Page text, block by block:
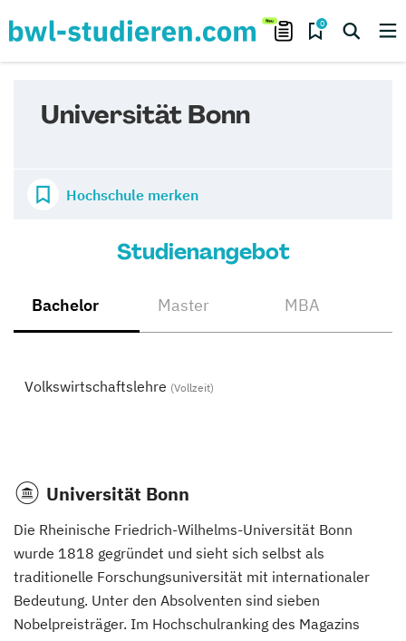
0
Universität Bonn
Hochschule merken
Studienangebot
Bachelor Master MBA
Volkswirtschaftslehre (Vollzeit)
Universität Bonn
Die Rheinische Friedrich-Wilhelms-Universität Bonn
wurde 1818 gegründet und sieht sich selbst als
traditionelle Forschungsuniversität mit internationaler
Bedeutung. Unter den Absolventen sind sieben
Nobelpreisträger. Im Hochschulranking des Magazins